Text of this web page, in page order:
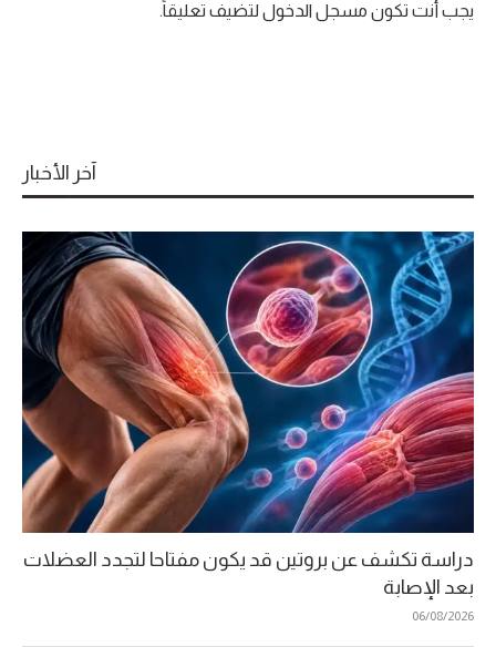
يجب أنت تكون مسجل الدخول لتضيف تعليقاً.
آخر الأخبار
دراسة تكشف عن بروتين قد يكون مفتاحا لتجدد العضلات
بعد الإصابة
06/08/2026